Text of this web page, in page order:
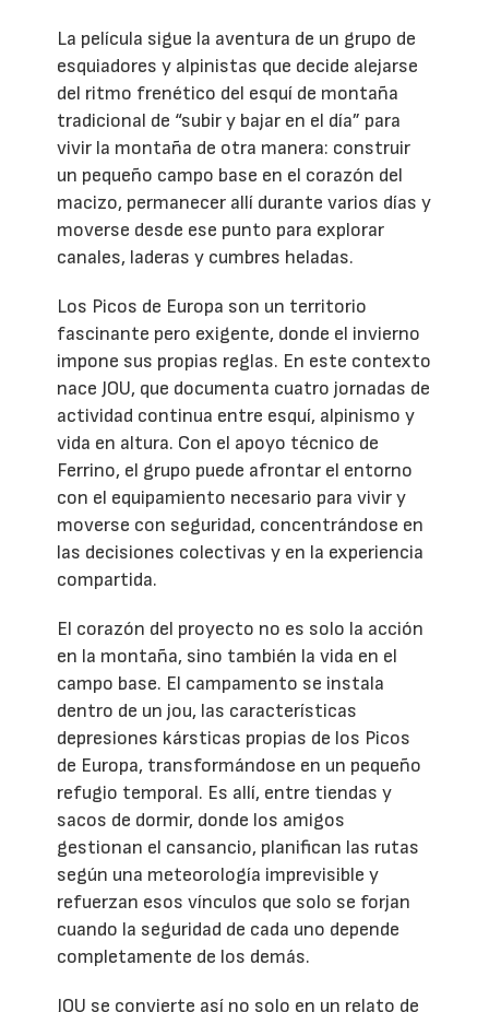
La película sigue la aventura de un grupo de
esquiadores y alpinistas que decide alejarse
del ritmo frenético del esquí de montaña
tradicional de “subir y bajar en el día” para
vivir la montaña de otra manera: construir
un pequeño campo base en el corazón del
macizo, permanecer allí durante varios días y
moverse desde ese punto para explorar
canales, laderas y cumbres heladas.
Los Picos de Europa son un territorio
fascinante pero exigente, donde el invierno
impone sus propias reglas. En este contexto
nace JOU, que documenta cuatro jornadas de
actividad continua entre esquí, alpinismo y
vida en altura. Con el apoyo técnico de
Ferrino, el grupo puede afrontar el entorno
con el equipamiento necesario para vivir y
moverse con seguridad, concentrándose en
las decisiones colectivas y en la experiencia
compartida.
El corazón del proyecto no es solo la acción
en la montaña, sino también la vida en el
campo base. El campamento se instala
dentro de un jou, las características
depresiones kársticas propias de los Picos
de Europa, transformándose en un pequeño
refugio temporal. Es allí, entre tiendas y
sacos de dormir, donde los amigos
gestionan el cansancio, planifican las rutas
según una meteorología imprevisible y
refuerzan esos vínculos que solo se forjan
cuando la seguridad de cada uno depende
completamente de los demás.
JOU se convierte así no solo en un relato de